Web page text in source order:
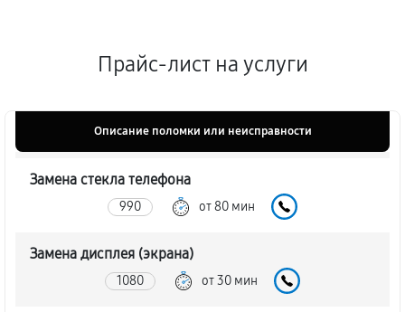
Прайс-лист на услуги
Описание поломки или неисправности
Замена стекла телефона
990 от 80 мин
Замена дисплея (экрана)
1080 от 30 мин